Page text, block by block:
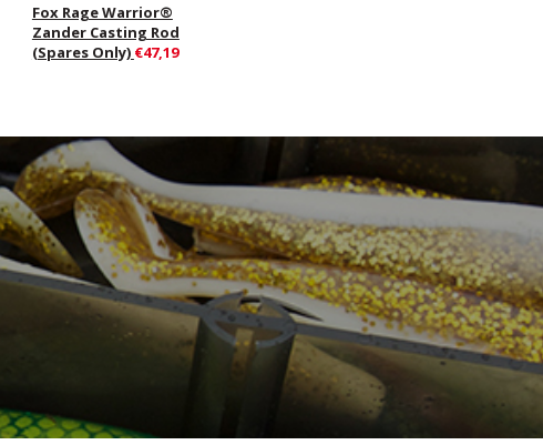
Fox Rage Warrior®
Zander Casting Rod
(Spares Only) €47,19